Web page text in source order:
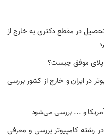
در مقطع دکتری به خارج از
اپلای موفق چیست؟
در ایران و خارج از کشور بررسی
و ... بررسی می‌شود
رشته کامپیوتر بررسی و معرفی